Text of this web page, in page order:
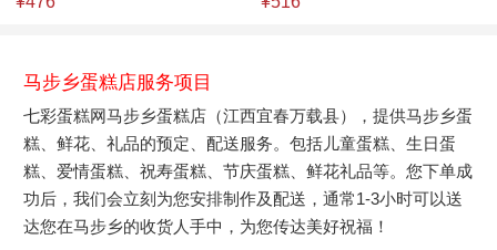
马步乡蛋糕店服务项目
七彩蛋糕网马步乡蛋糕店（江西宜春万载县），提供马步乡蛋
糕、鲜花、礼品的预定、配送服务。包括儿童蛋糕、生日蛋
糕、爱情蛋糕、祝寿蛋糕、节庆蛋糕、鲜花礼品等。您下单成
功后，我们会立刻为您安排制作及配送，通常1-3小时可以送
达您在马步乡的收货人手中，为您传达美好祝福！